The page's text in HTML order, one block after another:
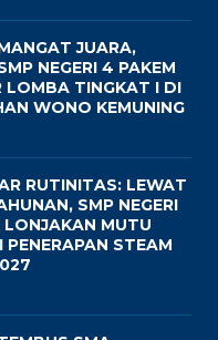
JUARA,
NEGERI 4 PAKEM
LOMBA TINGKAT I DI
WONO KEMUNING
RUTINITAS: LEWAT
SMP NEGERI
MUTU
STEAM